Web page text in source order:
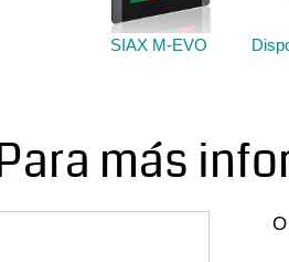
SIAX M-EVO
Para más